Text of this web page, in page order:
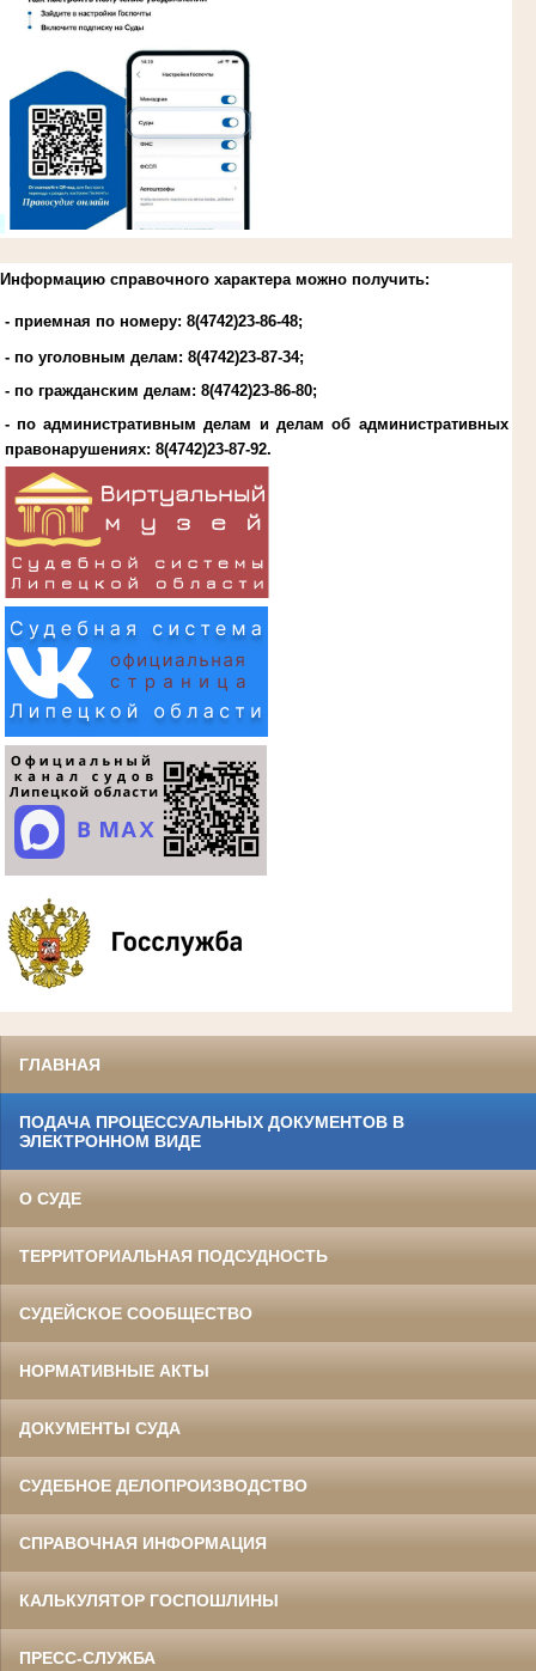
Информацию справочного характера можно получить:
- приемная по номеру: 8(4742)23-86-48;
- по уголовным делам: 8(4742)23-87-34;
- по гражданским делам: 8(4742)23-86-80;
- по административным делам и делам об административных
правонарушениях: 8(4742)23-87-92.
ГЛАВНАЯ
ПОДАЧА ПРОЦЕССУАЛЬНЫХ ДОКУМЕНТОВ В
ЭЛЕКТРОННОМ ВИДЕ
О СУДЕ
ТЕРРИТОРИАЛЬНАЯ ПОДСУДНОСТЬ
СУДЕЙСКОЕ СООБЩЕСТВО
НОРМАТИВНЫЕ АКТЫ
ДОКУМЕНТЫ СУДА
СУДЕБНОЕ ДЕЛОПРОИЗВОДСТВО
СПРАВОЧНАЯ ИНФОРМАЦИЯ
КАЛЬКУЛЯТОР ГОСПОШЛИНЫ
ПРЕСС-СЛУЖБА